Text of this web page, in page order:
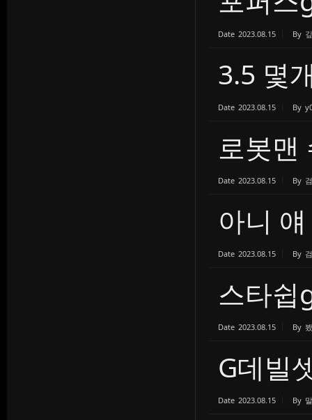
Date 2023.08.15 By
3.5 몇
Date 2023.08.15 By
로봇맨
Date 2023.08.15 By
아니
Date 2023.08.15 By
스타쉽
Date 2023.08.15 By
G데빌
Date 2023.08.15 By